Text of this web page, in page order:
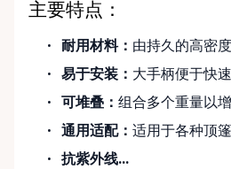
主要特点：
耐用材料： 由持久的高密
易于安装： 大手柄便于快
可堆叠：组合多个重量以增
通用适配：适用于各种顶篷
抗紫外线...